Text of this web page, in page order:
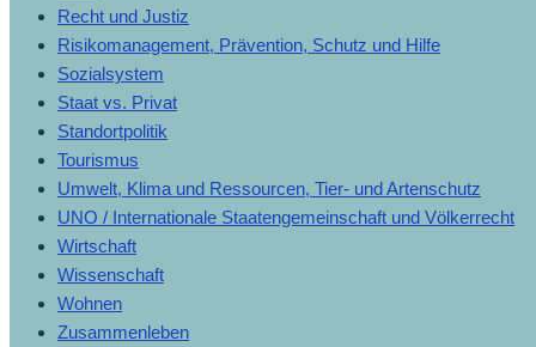
Recht und Justiz
Risikomanagement, Prävention, Schutz und Hilfe
Sozialsystem
Staat vs. Privat
Standortpolitik
Tourismus
Umwelt, Klima und Ressourcen, Tier- und Artenschutz
UNO / Internationale Staatengemeinschaft und Völkerrecht
Wirtschaft
Wissenschaft
Wohnen
Zusammenleben